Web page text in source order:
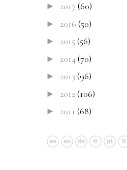
► 2017 (60)
► 2016 (50)
► 2015 (56)
► 2014(70)
► 2013 (96)
► 2012(106)
► 2011 (68)